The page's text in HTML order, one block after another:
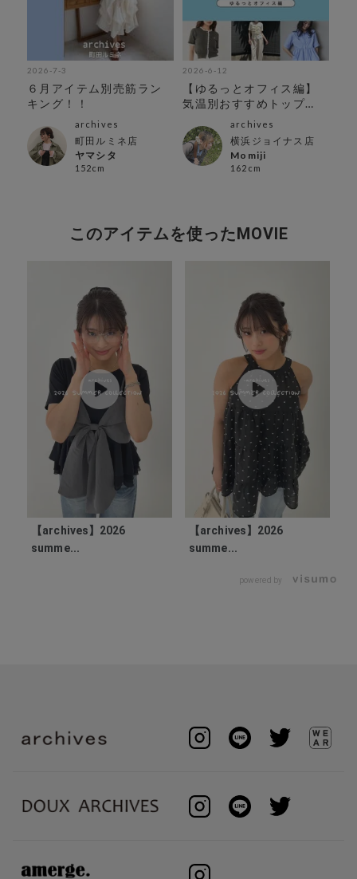
2026-7-3
６月アイテム別売筋ラン
キング！！
archives
町田ルミネ店
ヤマシタ
152cm
2026-6-12
【ゆるっとオフィス編】
気温別おすすめトップ
archives
横浜ジョイナス店
Momiji
162cm
このアイテムを使ったMOVIE
【archives】2026
summe...
【archives】2026
summe...
powered by